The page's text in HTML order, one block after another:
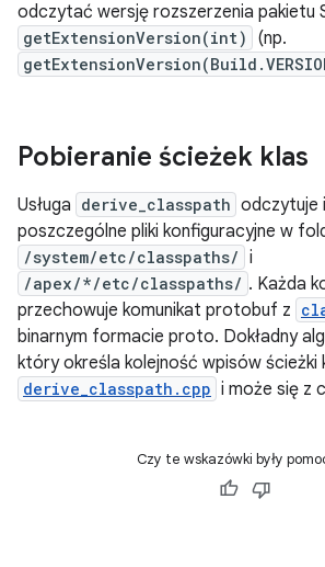
odczytać wersję rozszerzenia pakietu
getExtensionVersion(int) (np.
Pobieranie ścieżek klas
Usługa derive_classpath odczytuje
poszczególne pliki konfiguracyjne w
/system/etc/classpaths/ i
/apex/*/etc/classpaths/ . Każda
przechowuje komunikat protobuf z
binarnym formacie proto. Dokładny
który określa kolejność wpisów ścieżki
derive_classpath.cpp i może się z
Czy te wskazówki były